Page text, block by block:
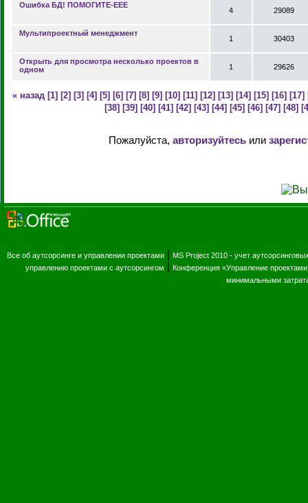
Ошибка БД! ПОМОГИТЕ-ЕЕЕ
4 29089
Мультипроектный менеджмент
1 30403
Открыть для просмотра несколько проектов в
одном
1 29626
« назад [1] [2] [3] [4] [5] [6] [7] [8] [9] [10] [11] [12] [13] [14] [15] [16] [17]
[38] [39] [40] [41] [42] [43] [44] [45] [46] [47] [48]
Пожалуйста, авторизуйтесьили
Все об аутсорсинге и управлении проектами
MS Project 2010 - учет
управлению проектами с аутсорсингом
Конференция «Управление
минимальными